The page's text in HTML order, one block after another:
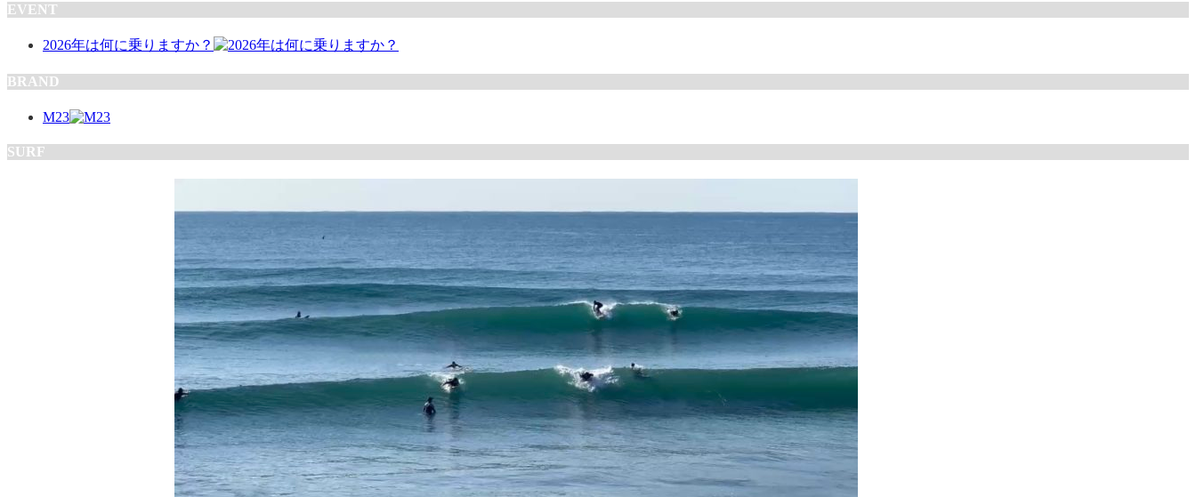
EVENT
2026年は何に乗りますか？
BRAND
M23
SURF